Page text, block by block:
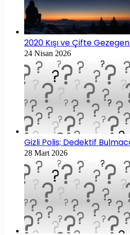
2020 Kışı ve Çifte
24 Nisan 2026
Gizli Polis; Dedektif
28 Mart 2026